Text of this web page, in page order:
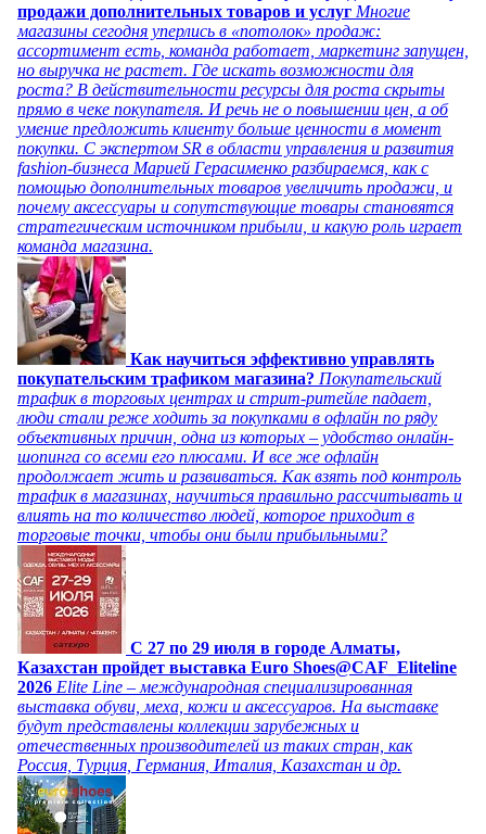
продажи дополнительных товаров и услуг Многие
магазины сегодня уперлись в «потолок» продаж:
ассортимент есть, команда работает, маркетинг запущен,
но выручка не растет. Где искать возможности для
роста? В действительности ресурсы для роста скрыты
прямо в чеке покупателя. И речь не о повышении цен, а об
умение предложить клиенту больше ценности в момент
покупки. С экспертом SR в области управления и развития
fashion-бизнеса Марией Герасименко разбираемся, как с
помощью дополнительных товаров увеличить продажи, и
почему аксессуары и сопутствующие товары становятся
стратегическим источником прибыли, и какую роль играет
команда магазина.
Как научиться эффективно управлять
покупательским трафиком магазина? Покупательский
трафик в торговых центрах и стрит-ритейле падает,
люди стали реже ходить за покупками в офлайн по ряду
объективных причин, одна из которых – удобство онлайн-
шопинга со всеми его плюсами. И все же офлайн
продолжает жить и развиваться. Как взять под контроль
трафик в магазинах, научиться правильно рассчитывать и
влиять на то количество людей, которое приходит в
торговые точки, чтобы они были прибыльными?
C 27 по 29 июля в городе Алматы,
Казахстан пройдет выставка Euro Shoes@CAF_Eliteline
2026 Elite Line – международная специализированная
выставка обуви, меха, кожи и аксессуаров. На выставке
будут представлены коллекции зарубежных и
отечественных производителей из таких стран, как
Россия, Турция, Германия, Италия, Казахстан и др.